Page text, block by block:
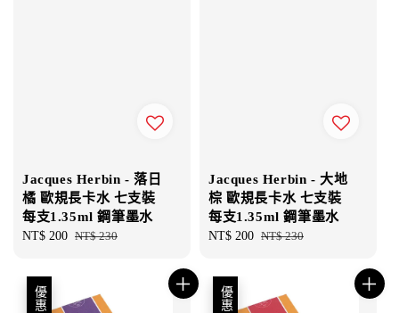
Jacques Herbin - 落日
橘 歐規長卡水 七支裝
每支1.35ml 鋼筆墨水
Sale
NT$ 200 Regular
NT$ 230
Jacques Herbin - 大地
棕 歐規長卡水 七支裝
每支1.35ml 鋼筆墨水
Sale
NT$ 200 Regular
NT$ 230
優惠 優惠